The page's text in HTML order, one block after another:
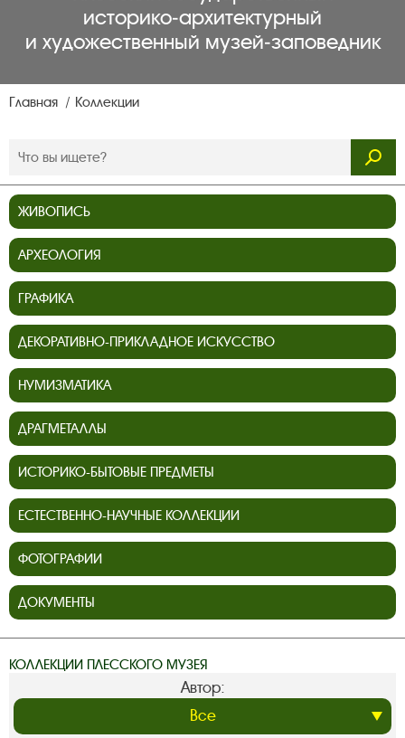
историко‑архитектурный
и художественный музей‑заповедник
Главная Коллекции
ЖИВОПИСЬ
АРХЕОЛОГИЯ
ГРАФИКА
ДЕКОРАТИВНО-ПРИКЛАДНОЕ ИСКУССТВО
НУМИЗМАТИКА
ДРАГМЕТАЛЛЫ
ИСТОРИКО-БЫТОВЫЕ ПРЕДМЕТЫ
ЕСТЕСТВЕННО-НАУЧНЫЕ КОЛЛЕКЦИИ
ФОТОГРАФИИ
ДОКУМЕНТЫ
КОЛЛЕКЦИИ ПЛЕССКОГО МУЗЕЯ
Автор: